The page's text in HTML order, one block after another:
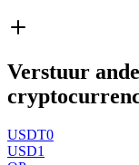
Verstuur
USDT0
USD1